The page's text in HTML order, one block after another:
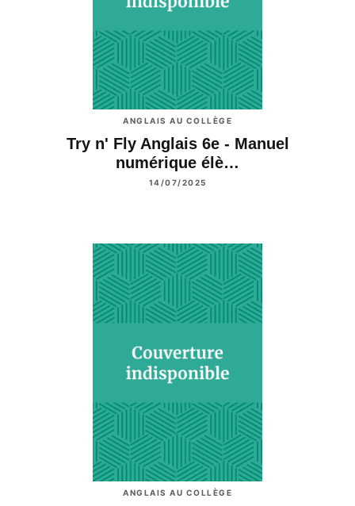
ANGLAIS AU COLLÈGE
Try n' Fly Anglais 6e - Manuel
numérique élè…
14/07/2025
ANGLAIS AU COLLÈGE